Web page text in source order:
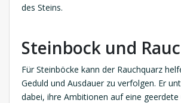
des Steins.
Steinbock und
Für Steinböcke kann der Rauchquarz
Geduld und Ausdauer zu verfolgen. Er
dabei, ihre Ambitionen auf eine geerdete